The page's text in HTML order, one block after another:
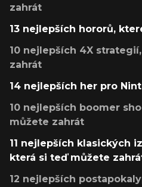
zahrát
13 nejlepších hororů,
10 nejlepších 4X
zahrát
14 nejlepších her pro
10 nejlepších boomer
můžete zahrát
11 nejlepších klasických
která si teď můžete
12 nejlepších